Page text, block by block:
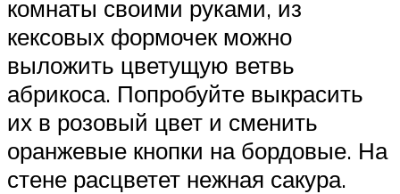
комнаты своими руками, из
кексовых формочек можно
выложить цветущую ветвь
абрикоса. Попробуйте выкрасить
их в розовый цвет и сменить
оранжевые кнопки на бордовые. На
стене расцветет нежная сакура.